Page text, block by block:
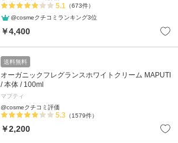
5.1 （673件）
@cosmeクチコミランキング3位
￥4,400
送料無料
オーガニックフレグランスホワイトクリーム MAPUTI
/ 本体 / 100ml
マプティ
@cosmeクチコミ評価
5.3 （1579件）
￥2,200